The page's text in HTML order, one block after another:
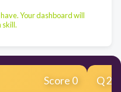
Your dashboard will
skill.
Score 0 Q2